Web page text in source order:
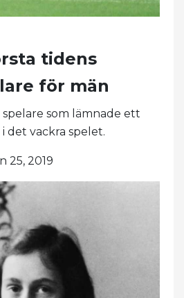
tidens
för män
spelare som lämnade ett
det vackra spelet.
25, 2019